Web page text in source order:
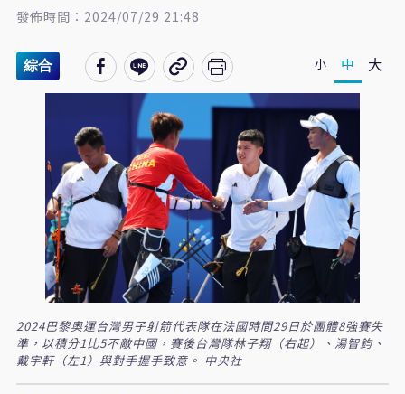
發佈時間：2024/07/29 21:48
綜合 小 中 大
2024巴黎奧運台灣男子射箭代表隊在法國時間29日於團體8強賽失
準，以積分1比5不敵中國，賽後台灣隊林子翔（右起）、湯智鈞、
戴宇軒（左1）與對手握手致意。 中央社